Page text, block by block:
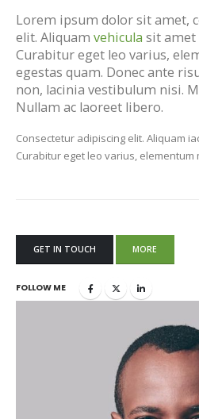
Lorem ipsum dolor sit amet,
elit. Aliquam vehicula sit amet
Curabitur eget leo varius,
egestas quam. Donec ante
non, lacinia vestibulum nisi.
Nullam ac laoreet libero.
Consectetur adipiscing elit. Aliquam
Curabitur eget leo varius, elementum
GET IN TOUCH MORE
FOLLOW ME